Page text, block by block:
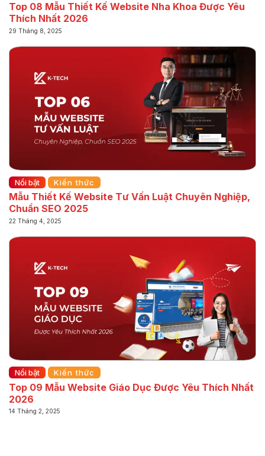
Top 08 Mẫu Thiết Kế Website Nha Khoa Được Yêu
Thích Nhất 2026
29 Tháng 8, 2025
Nổi bật Kiến thức
Mẫu Thiết Kế Website Tư Vấn Luật Chuyên Nghiệp,
Chuẩn SEO 2025
22 Tháng 4, 2025
Nổi bật Kiến thức
Top 09 Mẫu Website Giáo Dục Được Yêu Thích Nhất
2026
14 Tháng 2, 2025